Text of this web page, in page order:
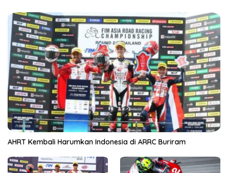
AHRT Kembali Harumkan Indonesia di ARRC Buriram